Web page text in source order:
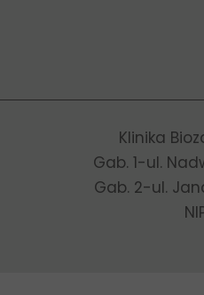
Klinika
Gab. 1-ul.
Gab. 2-ul.